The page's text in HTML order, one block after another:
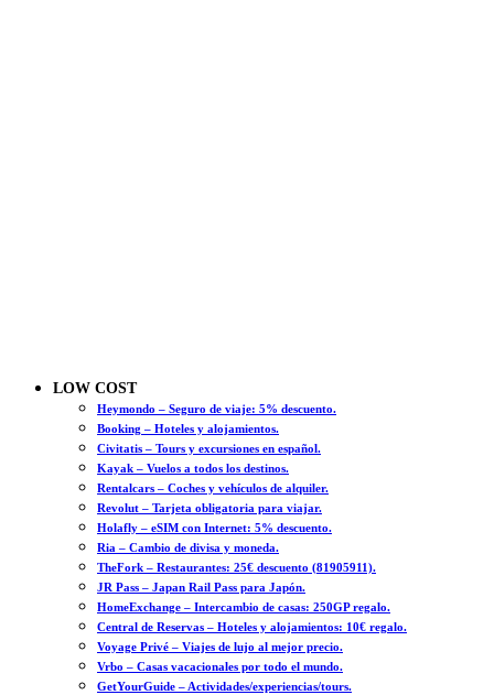
LOW COST
Heymondo – Seguro de viaje: 5% descuento.
Booking – Hoteles y alojamientos.
Civitatis – Tours y excursiones en español.
Kayak – Vuelos a todos los destinos.
Rentalcars – Coches y vehículos de alquiler.
Revolut – Tarjeta obligatoria para viajar.
Holafly – eSIM con Internet: 5% descuento.
Ria – Cambio de divisa y moneda.
TheFork – Restaurantes: 25€ descuento (81905911).
JR Pass – Japan Rail Pass para Japón.
HomeExchange – Intercambio de casas: 250GP regalo.
Central de Reservas – Hoteles y alojamientos: 10€ regalo.
Voyage Privé – Viajes de lujo al mejor precio.
Vrbo – Casas vacacionales por todo el mundo.
GetYourGuide – Actividades/experiencias/tours.